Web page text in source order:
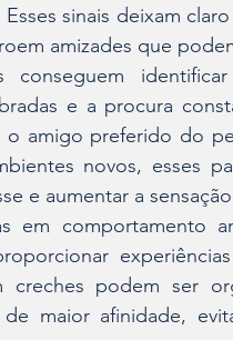
sinais deixam
amizades que
e a procura
amigo preferido do
novos, esses
e aumentar a
em comportamento
creches podem ser
maior afinidade,